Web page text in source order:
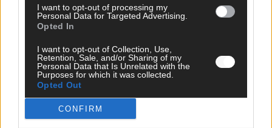
I want to opt-out of processing my
Personal Data for Targeted Advertising.
Opted In
I want to opt-out of Collection, Use,
Retention, Sale, and/or Sharing of my
Personal Data that Is Unrelated with the
Purposes for which it was collected.
Opted Out
CONFIRM
Europa-Park 2026 macht vieles neu
Juni 2026
KOMMENTAR